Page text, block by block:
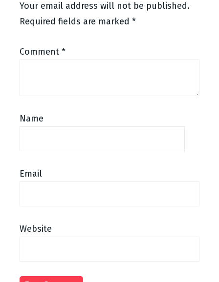
Your email address will not be published.
Required fields are marked *
Comment *
Name
Email
Website